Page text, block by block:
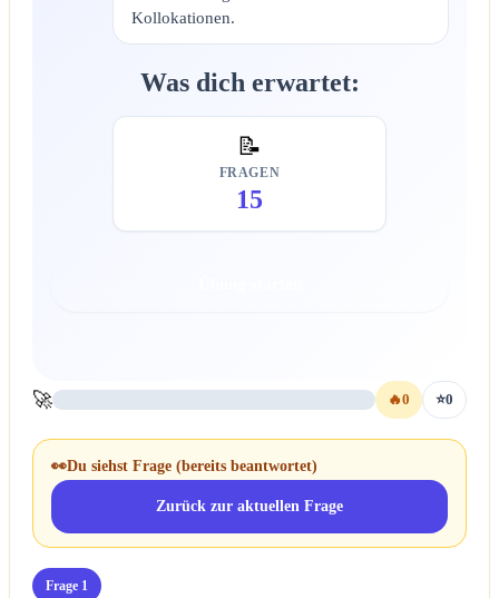
Kollokationen.
Was dich erwartet:
📝
FRAGEN
15
🚀 🔥0 ⭐0
👀Du siehst Frage (bereits beantwortet)
Zurück zur aktuellen Frage
Frage 1